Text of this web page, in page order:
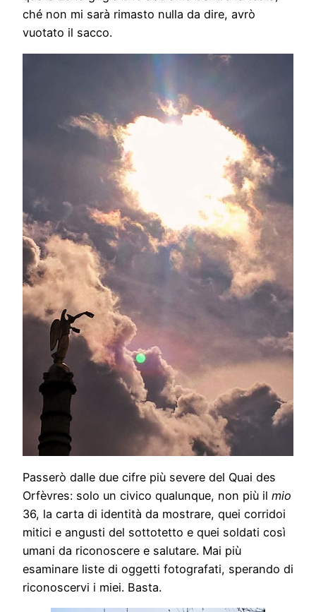
ché non mi sarà rimasto nulla da dire, avrò
vuotato il sacco.
Passerò dalle due cifre più severe del Quai des
Orfèvres: solo un civico qualunque, non più il mio
36, la carta di identità da mostrare, quei corridoi
mitici e angusti del sottotetto e quei soldati così
umani da riconoscere e salutare. Mai più
esaminare liste di oggetti fotografati, sperando di
riconoscervi i miei. Basta.